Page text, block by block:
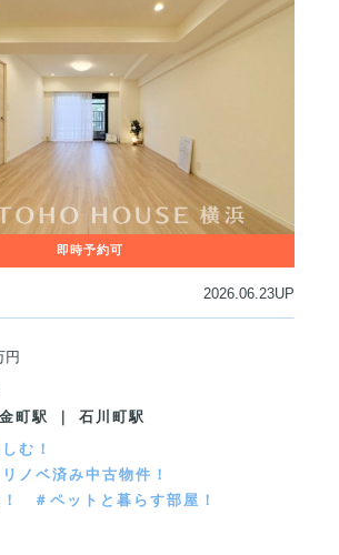
2026.06.23UP
円
町駅 ｜ 石川町駅
む！
ノベ済み中古物件！
＃ペットと暮らす部屋！